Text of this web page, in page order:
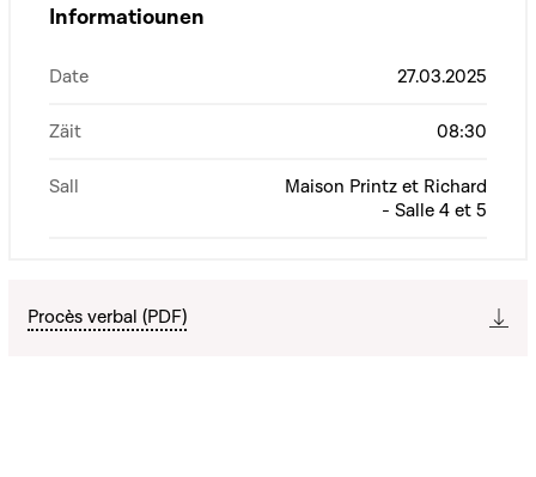
Informatiounen
Date 27.03.2025
Zäit 08:30
Sall
Maison Printz et Richard
- Salle 4 et 5
Procès verbal (PDF)